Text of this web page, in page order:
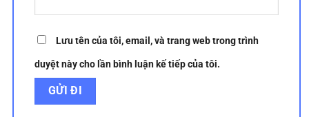
Lưu tên của tôi, email, và trang web trong trình
duyệt này cho lần bình luận kế tiếp của tôi.